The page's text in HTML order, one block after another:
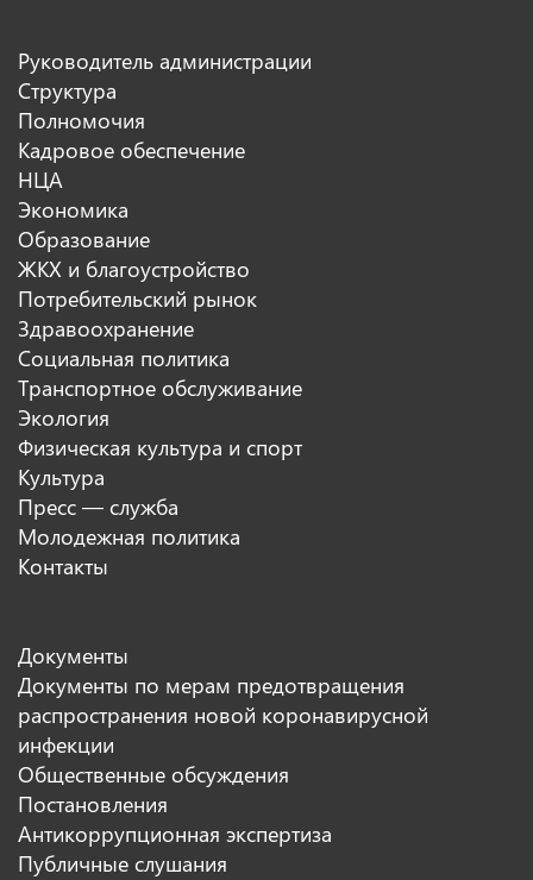
Руководитель администрации
Структура
Полномочия
Кадровое обеспечение
НЦА
Экономика
Образование
ЖКХ и благоустройство
Потребительский рынок
Здравоохранение
Социальная политика
Транспортное обслуживание
Экология
Физическая культура и спорт
Культура
Пресс — служба
Молодежная политика
Контакты
Документы
Документы по мерам предотвращения
распространения новой коронавирусной
инфекции
Общественные обсуждения
Постановления
Антикоррупционная экспертиза
Публичные слушания